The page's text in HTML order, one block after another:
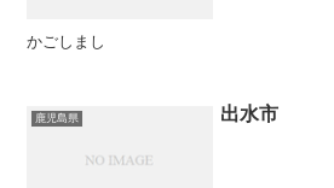
かごしまし
鹿児島県 出水市